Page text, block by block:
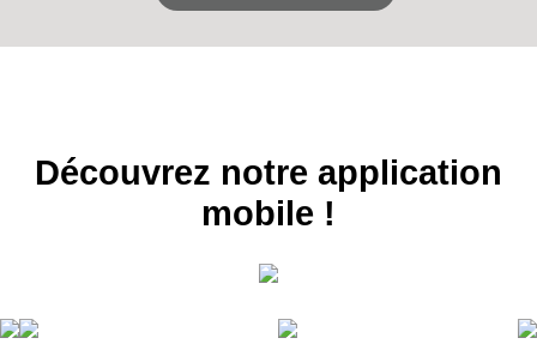
BONS PLANS
Découvrez notre application
mobile !